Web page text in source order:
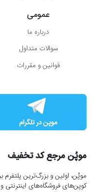
عمومی
درباره ما
سوالات متداول
قوانین و مقررات
موپُن مرجع کد تخفیف
موپُن، اولین و بزرگ‌ترین
کوپن‌های فروشگاه‌های اینترنتی